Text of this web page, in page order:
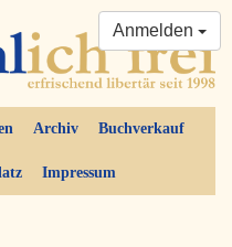
Archiv Buchverkauf
Impressum
Anmelden